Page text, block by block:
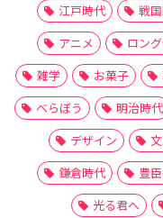
江戸時代 戦
アニメ
ロン
雑学
お菓子
べらぼう
明治時代
デザイン
鎌倉時代
豊
光る君へ